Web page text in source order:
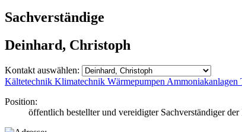
Sachverständige
Deinhard, Christoph
Kontakt auswählen:
Kältetechnik Klimatechnik Wärmepumpen Ammoniakanlagen
Position:
öffentlich bestellter und vereidigter Sachverständiger